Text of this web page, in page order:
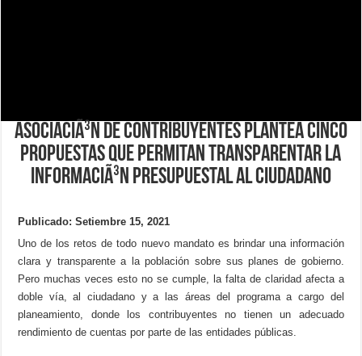
AsociaciÃ³n de contribuyentes plantea cinco
propuestas que permitan transparentar la
informaciÃ³n presupuestal al ciudadano
Publicado: Setiembre 15, 2021
Uno de los retos de todo nuevo mandato es brindar una información
clara y transparente a la población sobre sus planes de gobierno.
Pero muchas veces esto no se cumple, la falta de claridad afecta a
doble vía, al ciudadano y a las áreas del programa a cargo del
planeamiento, donde los contribuyentes no tienen un adecuado
rendimiento de cuentas por parte de las entidades públicas.